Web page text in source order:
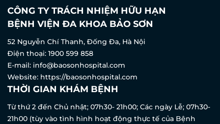
CÔNG TY TRÁCH NHIỆM HỮU HẠN
BỆNH VIỆN ĐA KHOA BẢO SƠN
52 Nguyễn Chí Thanh, Đống Đa, Hà Nội
Điện thoại: 1900 599 858
E-mail: info@baosonhospital.com
Website: https://baosonhospital.com
THỜI GIAN KHÁM BỆNH
Từ thứ 2 đến Chủ nhật; 07h30- 21h00; Các ngày Lễ; 07h30-
21h00 (tùy vào tình hình hoạt động thực tế của Bệnh